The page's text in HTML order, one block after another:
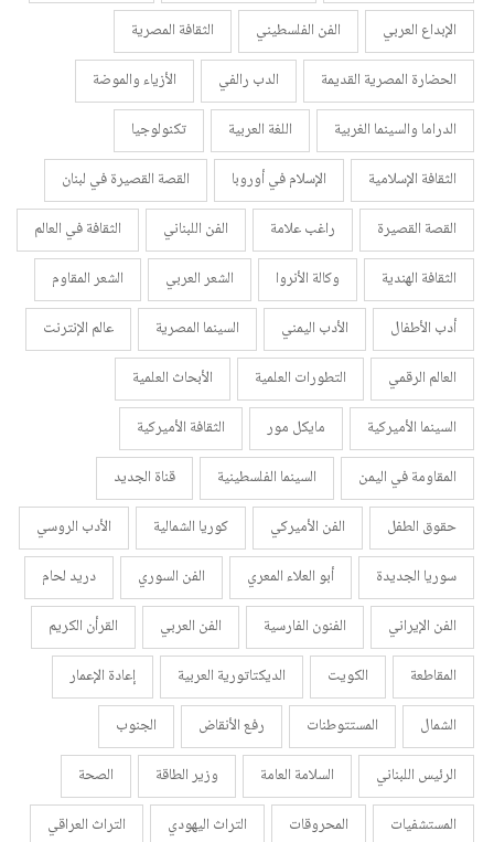
الإبداع العربي
الفن الفلسطيني
الثقافة المصرية
الحضارة المصرية القديمة
الدب رالفي
الأزياء والموضة
الدراما والسينما الغربية
اللغة العربية
تكنولوجيا
الثقافة الإسلامية
الإسلام في أوروبا
القصة القصيرة في لبنان
القصة القصيرة
راغب علامة الفن اللبناني
الثقافة في العالم
الثقافة الهندية
وكالة الأنروا الشعر العربي
الشعر المقاوم
أدب الأطفال
الأدب اليمني السينما المصرية
عالم الإنترنت
العالم الرقمي
التطورات العلمية
الأبحاث العلمية
السينما الأميركية
مايكل مور
الثقافة الأميركية
المقاومة في اليمن
السينما الفلسطينية
قناة الجديد
حقوق الطفل
الفن الأميركي كوريا الشمالية
الأدب الروسي
سوريا الجديدة
أبو العلاء المعري الفن السوري
دريد لحام
الفن الإيراني
الفنون الفارسية الفن العربي
القرأن الكريم
المقاطعة
الكويت الديكتاتورية العربية
إعادة الإعمار
الشمال
المستتوطنات رفع الأنقاض
الجنوب
الرئيس اللبناني
السلامة العامة وزير الطاقة
الصحة
المستشفيات
المحروقات التراث اليهودي التراث العراقي